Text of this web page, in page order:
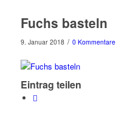
Fuchs basteln
9. Januar 2018 / 0 Kommentare
Eintrag teilen